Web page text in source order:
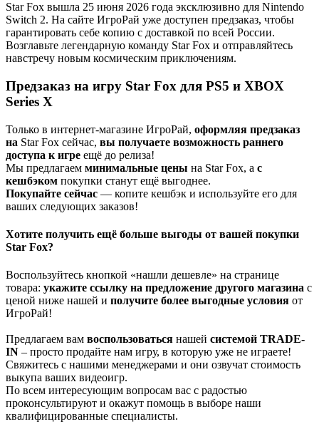
Star Fox вышла 25 июня 2026 года эксклюзивно для Nintendo
Switch 2. На сайте ИгроРай уже доступен предзаказ, чтобы
гарантировать себе копию с доставкой по всей России.
Возглавьте легендарную команду Star Fox и отправляйтесь
навстречу новым космическим приключениям.
Предзаказ на игру Star Fox для PS5 и XBOX
Series X
Только в интернет-магазине ИгроРай, оформляя предзаказ
на Star Fox сейчас, вы получаете возможность раннего
доступа к игре ещё до релиза!
Мы предлагаем минимальные цены на Star Fox, а с
кешбэком покупки станут ещё выгоднее.
Покупайте сейчас — копите кешбэк и используйте его для
ваших следующих заказов!
Хотите получить ещё больше выгоды от вашей покупки
Star Fox?
Воспользуйтесь кнопкой «нашли дешевле» на странице
товара: укажите ссылку на предложение другого магазина с
ценой ниже нашей и получите более выгодные условия от
ИгроРай!
Предлагаем вам воспользоваться нашей системой TRADE-
IN – просто продайте нам игру, в которую уже не играете!
Свяжитесь с нашими менеджерами и они озвучат стоимость
выкупа ваших видеоигр.
По всем интересующим вопросам вас с радостью
проконсультируют и окажут помощь в выборе наши
квалифицированные специалисты.